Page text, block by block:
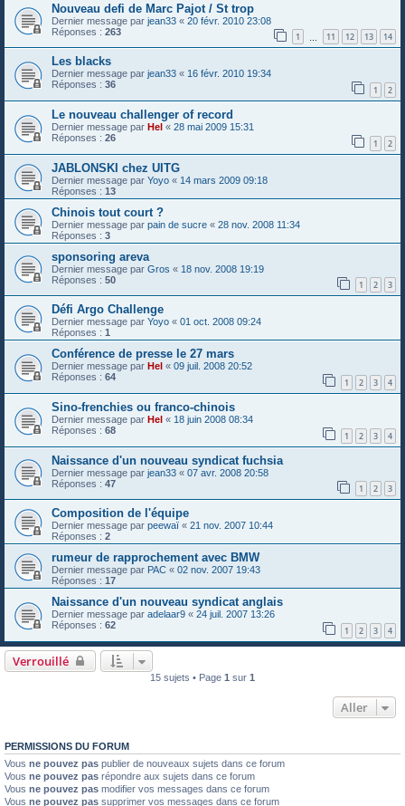
Nouveau defi de Marc Pajot / St trop
Dernier message par jean33 « 20 févr. 2010 23:08
Réponses : 263 1 11 12 13 14
Les blacks
Dernier message par jean33 « 16 févr. 2010 19:34
Réponses : 36 1 2
Le nouveau challenger of record
Dernier message par Hel « 28 mai 2009 15:31
Réponses : 26 1 2
JABLONSKI chez UITG
Dernier message par Yoyo « 14 mars 2009 09:18
Réponses : 13
Chinois tout court ?
Dernier message par pain de sucre « 28 nov. 2008 11:34
Réponses : 3
sponsoring areva
Dernier message par Gros « 18 nov. 2008 19:19
Réponses : 50 1 2 3
Défi Argo Challenge
Dernier message par Yoyo « 01 oct. 2008 09:24
Réponses : 1
Conférence de presse le 27 mars
Dernier message par Hel « 09 juil. 2008 20:52
Réponses : 64 1 2 3 4
Sino-frenchies ou franco-chinois
Dernier message par Hel « 18 juin 2008 08:34
Réponses : 68 1 2 3 4
Naissance d'un nouveau syndicat fuchsia
Dernier message par jean33 « 07 avr. 2008 20:58
Réponses : 47 1 2 3
Composition de l'équipe
Dernier message par peewaï « 21 nov. 2007 10:44
Réponses : 2
rumeur de rapprochement avec BMW
Dernier message par PAC « 02 nov. 2007 19:43
Réponses : 17
Naissance d'un nouveau syndicat anglais
Dernier message par adelaar9 « 24 juil. 2007 13:26
Réponses : 62 1 2 3 4
Verrouillé
15 sujets • Page 1 sur 1
Aller
PERMISSIONS DU FORUM
Vous ne pouvez pas publier de nouveaux sujets dans ce forum
Vous ne pouvez pas répondre aux sujets dans ce forum
Vous ne pouvez pas modifier vos messages dans ce forum
Vous ne pouvez pas supprimer vos messages dans ce forum